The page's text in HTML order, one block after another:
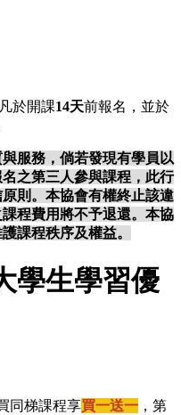
凡於開課14天前報名，並於
服務，倘若發現有學員以
之第三人參與課程，此行
則。本協會有權終止該違
程費用將不予退還。本協
課程秩序及權益。
學生學習優
同梯課程享買一送一 ，第